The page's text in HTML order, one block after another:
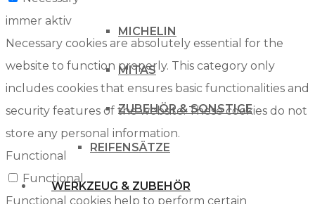
MICHELIN
MITAS
ZUBEHÖR & SONSTIGE
REIFENSÄTZE
WERKZEUG & ZUBEHÖR
immer aktiv
Necessary cookies are absolutely essential for the
website to function properly. This category only
includes cookies that ensures basic functionalities and
security features of the website. These cookies do not
store any personal information.
Functional
Functional
Functional cookies help to perform certain